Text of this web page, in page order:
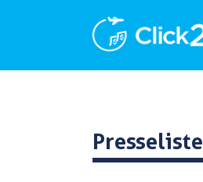
Presseliste